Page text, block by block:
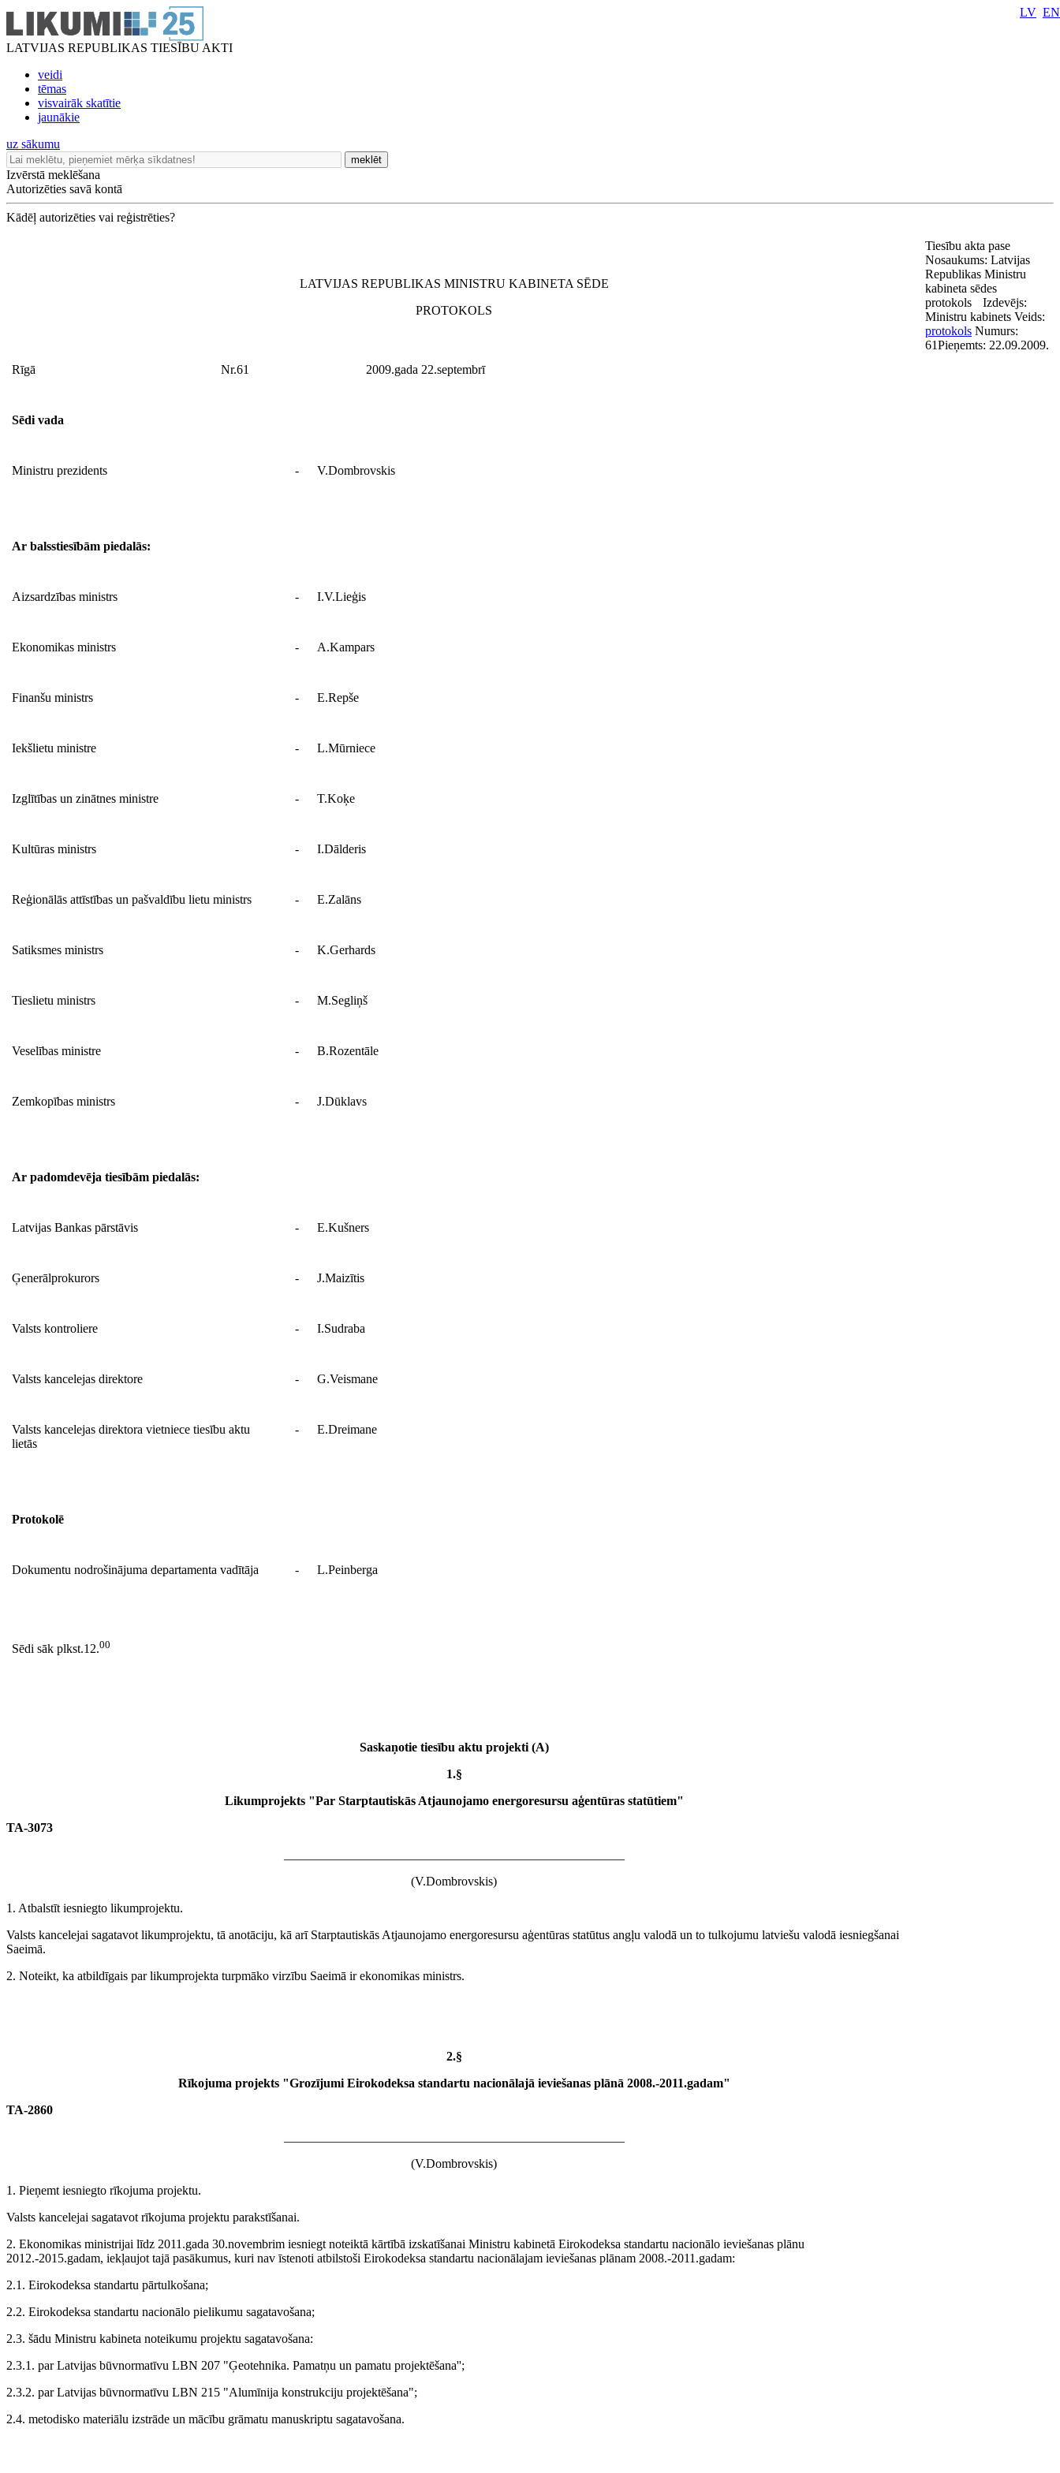
LATVIJAS REPUBLIKAS TIESĪBU AKTI
veidi
tēmas
visvairāk skatītie
jaunākie
LV EN
uz sākumu
meklēt
Izvērstā meklēšana
Autorizēties savā kontā
Kādēļ autorizēties vai reģistrēties?
LATVIJAS REPUBLIKAS MINISTRU KABINETA SĒDE
PROTOKOLS
Rīgā Nr.61 2009.gada 22.septembrī
Sēdi vada
Ministru prezidents - V.Dombrovskis
Ar balsstiesībām piedalās:
Aizsardzības ministrs - I.V.Lieģis
Ekonomikas ministrs - A.Kampars
Finanšu ministrs - E.Repše
Iekšlietu ministre - L.Mūrniece
Izglītības un zinātnes ministre - T.Koķe
Kultūras ministrs - I.Dālderis
Reģionālās attīstības un pašvaldību lietu ministrs - E.Zalāns
Satiksmes ministrs - K.Gerhards
Tieslietu ministrs - M.Segliņš
Veselības ministre - B.Rozentāle
Zemkopības ministrs - J.Dūklavs
Ar padomdevēja tiesībām piedalās:
Latvijas Bankas pārstāvis - E.Kušners
Ģenerālprokurors - J.Maizītis
Valsts kontroliere - I.Sudraba
Valsts kancelejas direktore - G.Veismane
Valsts kancelejas direktora vietniece tiesību aktu
lietās
- E.Dreimane
Protokolē
Dokumentu nodrošinājuma departamenta vadītāja - L.Peinberga
Sēdi sāk plkst.12.00
Saskaņotie tiesību aktu projekti (A)
1.§
Likumprojekts "Par Starptautiskās Atjaunojamo energoresursu aģentūras statūtiem"
TA-3073
(V.Dombrovskis)
1. Atbalstīt iesniegto likumprojektu.
Valsts kancelejai sagatavot likumprojektu, tā anotāciju, kā arī Starptautiskās Atjaunojamo energoresursu aģentūras statūtus angļu valodā un to tulkojumu latviešu valodā iesniegšanai
Saeimā.
2. Noteikt, ka atbildīgais par likumprojekta turpmāko virzību Saeimā ir ekonomikas ministrs.
2.§
Rīkojuma projekts "Grozījumi Eirokodeksa standartu nacionālajā ieviešanas plānā 2008.-2011.gadam"
TA-2860
(V.Dombrovskis)
1. Pieņemt iesniegto rīkojuma projektu.
Valsts kancelejai sagatavot rīkojuma projektu parakstīšanai.
2. Ekonomikas ministrijai līdz 2011.gada 30.novembrim iesniegt noteiktā kārtībā izskatīšanai Ministru kabinetā Eirokodeksa standartu nacionālo ieviešanas plānu
2012.-2015.gadam, iekļaujot tajā pasākumus, kuri nav īstenoti atbilstoši Eirokodeksa standartu nacionālajam ieviešanas plānam 2008.-2011.gadam:
2.1. Eirokodeksa standartu pārtulkošana;
2.2. Eirokodeksa standartu nacionālo pielikumu sagatavošana;
2.3. šādu Ministru kabineta noteikumu projektu sagatavošana:
2.3.1. par Latvijas būvnormatīvu LBN 207 "Ģeotehnika. Pamatņu un pamatu projektēšana'';
2.3.2. par Latvijas būvnormatīvu LBN 215 "Alumīnija konstrukciju projektēšana";
2.4. metodisko materiālu izstrāde un mācību grāmatu manuskriptu sagatavošana.
Tiesību akta pase
Nosaukums: Latvijas
Republikas Ministru
kabineta sēdes
protokols
Izdevējs:
Ministru kabinets Veids:
protokols Numurs:
61Pieņemts: 22.09.2009.